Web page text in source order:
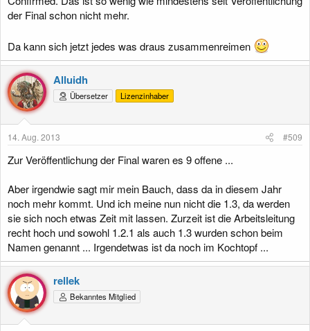
der Final schon nicht mehr.
Da kann sich jetzt jedes was draus zusammenreimen
Alluidh
Übersetzer Lizenzinhaber
14. Aug. 2013 #509
Zur Veröffentlichung der Final waren es 9 offene ...
Aber irgendwie sagt mir mein Bauch, dass da in diesem Jahr
noch mehr kommt. Und ich meine nun nicht die 1.3, da werden
sie sich noch etwas Zeit mit lassen. Zurzeit ist die Arbeitsleitung
recht hoch und sowohl 1.2.1 als auch 1.3 wurden schon beim
Namen genannt ... Irgendetwas ist da noch im Kochtopf ...
rellek
Bekanntes Mitglied